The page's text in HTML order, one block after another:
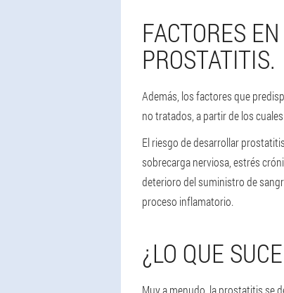
FACTORES
PROSTATITIS.
Además, los factores que
no tratados, a partir de los
El riesgo de desarrollar
sobrecarga nerviosa, estrés
deterioro del suministro de
proceso inflamatorio.
¿LO QUE
Muy a menudo, la prostatitis se